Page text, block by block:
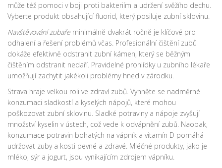
může též pomoci v boji proti bakteriím a udržení svěžího dechu.
Vyberte produkt obsahující fluorid, který posiluje zubní sklovinu.
Navštěvování zubaře minimálně dvakrát ročně je klíčové pro
odhalení a řešení problémů včas. Profesionální čištění zubů
dokáže efektivně odstranit zubní kámen, který se běžným
čištěním odstranit nedaří. Pravidelné prohlídky u zubního lékaře
umožňují zachytit jakékoli problémy hned v zárodku.
Strava hraje velkou roli ve zdraví zubů. Vyhněte se nadměrné
konzumaci sladkostí a kyselých nápojů, které mohou
poškozovat zubní sklovinu. Sladké potraviny a nápoje zvyšují
množství kyselin v ústech, což vede k odvápnění zubů. Naopak,
konzumace potravin bohatých na vápník a vitamín D pomáhá
udržovat zuby a kosti pevné a zdravé. Mléčné produkty, jako je
mléko, sýr a jogurt, jsou vynikajícím zdrojem vápníku.